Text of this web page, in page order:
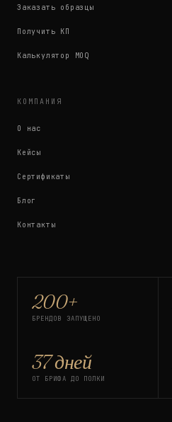
Заказать образцы
Получить КП
Калькулятор MOQ
КОМПАНИЯ
О нас
Кейсы
Сертификаты
Блог
Контакты
200+
БРЕНДОВ ЗАПУЩЕНО
37 дней
ОТ БРИФА ДО ПОЛКИ